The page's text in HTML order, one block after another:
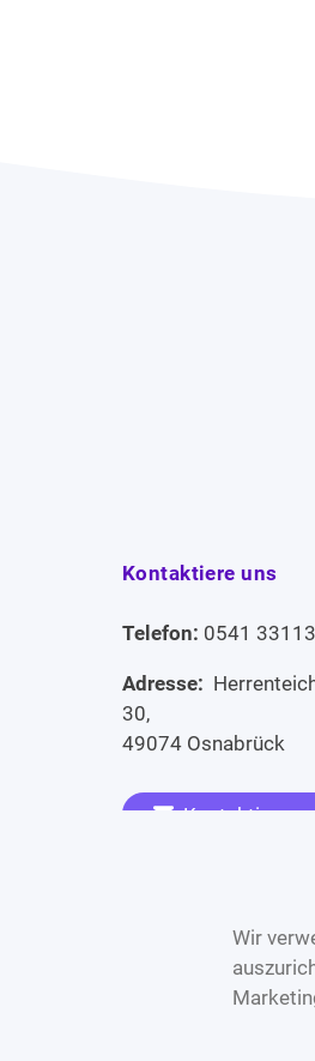
Kontaktiere uns
Telefon: 0541
Adresse:
30,
49074 Osnabrück
Kontaktiere
Wir